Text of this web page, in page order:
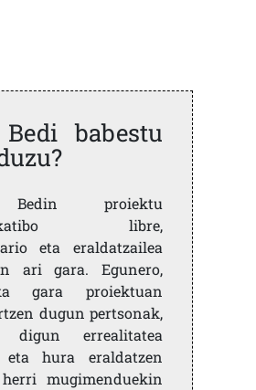
babestu
proiektu
libre,
eta eraldatzailea
ari gara. Egunero,
gara proiektuan
dugun pertsonak,
digun errealitatea
eta hura eraldatzen
mugimenduekin